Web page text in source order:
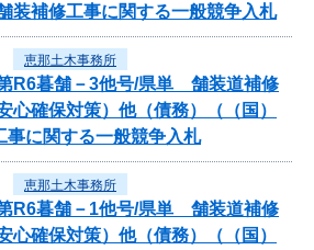
装補修工事に関する一般競争入札
恵那土木事務所
R6暮舗－3他号/県単 舗装道補修
心確保対策）他（債務）（（国）
事に関する一般競争入札
恵那土木事務所
R6暮舗－1他号/県単 舗装道補修
心確保対策）他（債務）（（国）